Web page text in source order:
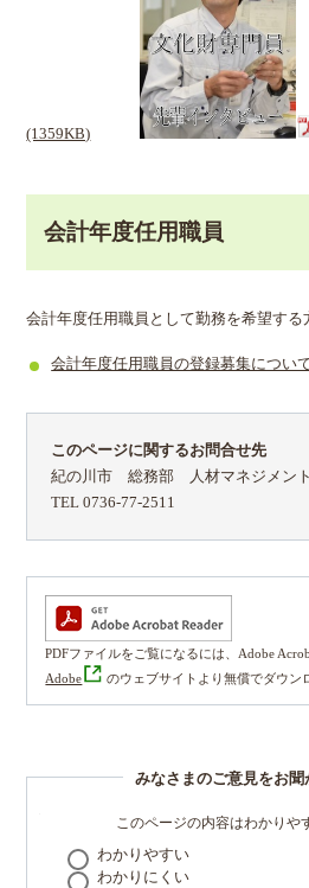
(1359KB)
会計年度任用職員
会計年度任用職員として勤務を希望する
会計年度任用職員の登録募集につい
このページに関するお問合せ先
紀の川市 総務部 人材マネジメン
TEL 0736-77-2511
PDFファイルをご覧になるには、Adobe
Adobe
のウェブサイトより無償でダウン
みなさまのご意見をお聞
このページの内容はわかりや
わかりやすい
わかりにくい